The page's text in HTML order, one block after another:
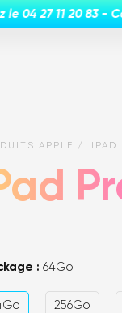
APPLE
:64Go
256Go